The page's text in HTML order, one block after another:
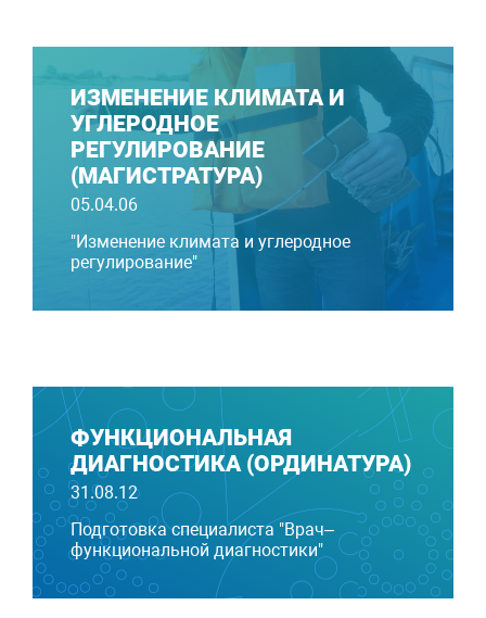
ИЗМЕНЕНИЕ КЛИМАТА И
УГЛЕРОДНОЕ
РЕГУЛИРОВАНИЕ
(МАГИСТРАТУРА)
05.04.06
"Изменение климата и углеродное
регулирование"
ФУНКЦИОНАЛЬНАЯ
ДИАГНОСТИКА (ОРДИНАТУРА)
31.08.12
Подготовка специалиста "Врач–
функциональной диагностики"